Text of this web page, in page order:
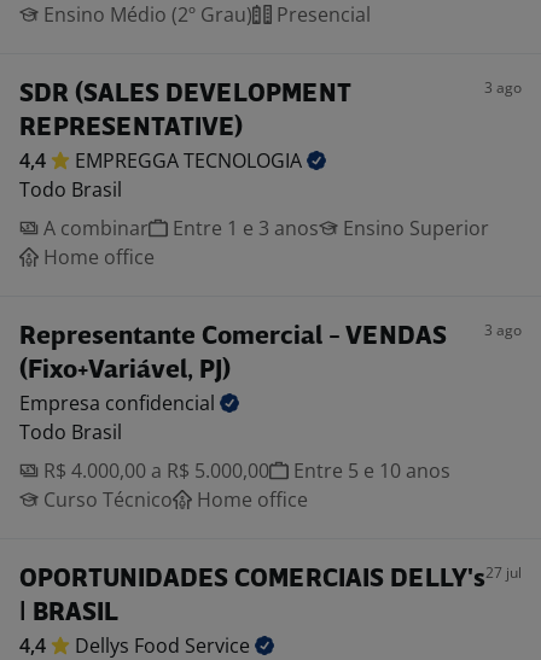
Ensino Médio (2º Grau)
Presencial
SDR (SALES DEVELOPMENT
REPRESENTATIVE)
3 ago
4,4 EMPREGGATECNOLOGIA
Todo Brasil
A combinar
Entre 1 e 3 anos
Ensino Superior
Home office
Representante Comercial - VENDAS
(Fixo+Variável, PJ)
3 ago
Empresa confidencial
Todo Brasil
R$ 4.000,00 a R$ 5.000,00
Entre 5 e 10 anos
Curso Técnico
Home office
OPORTUNIDADES COMERCIAIS DELLY's
| BRASIL
27 jul
4,4 Dellys Food Service